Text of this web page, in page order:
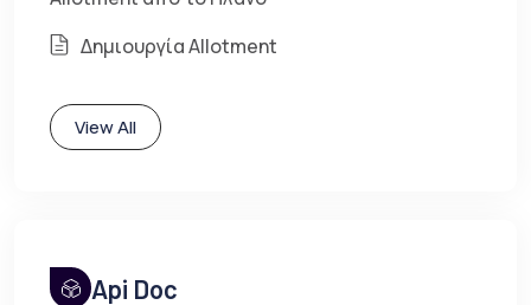
Δημιουργία Allotment
View All
Api Doc